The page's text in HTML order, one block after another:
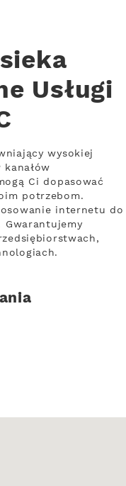
Usługi
wysokiej
Ci dopasować
potrzebom.
internetu do